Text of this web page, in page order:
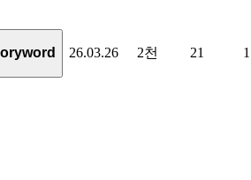
26.03.26 2천 21 1